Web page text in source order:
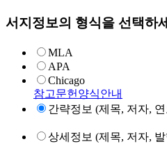
서지정보의 형식을 선택하
MLA
APA
Chicago
참고문헌양식안내
간략정보 (제목, 저자,
상세정보 (제목, 저자,